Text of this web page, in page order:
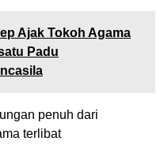
Ajak Tokoh Agama
Padu
penuh dari
terlibat